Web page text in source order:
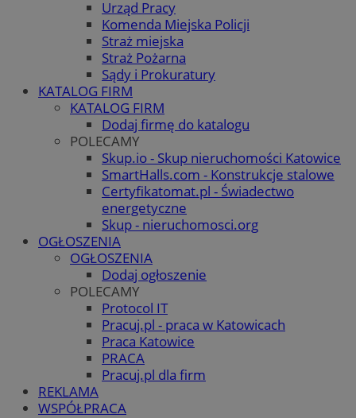
Urząd Pracy
Komenda Miejska Policji
Straż miejska
Straż Pożarna
Sądy i Prokuratury
KATALOG FIRM
KATALOG FIRM
Dodaj firmę do katalogu
POLECAMY
Skup.io - Skup nieruchomości Katowice
SmartHalls.com - Konstrukcje stalowe
Certyfikatomat.pl - Świadectwo
energetyczne
Skup - nieruchomosci.org
OGŁOSZENIA
OGŁOSZENIA
Dodaj ogłoszenie
POLECAMY
Protocol IT
Pracuj.pl - praca w Katowicach
Praca Katowice
PRACA
Pracuj.pl dla firm
REKLAMA
WSPÓŁPRACA